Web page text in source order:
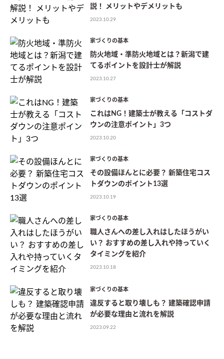
説！ メリットやデメリットも
2023.10.29
家づくりの基本
防火地域・準防火地域とは？新潟で建
てるポイントを設計士が解説
2023.10.27
家づくりの基本
これはNG！建築士が教える「コストダ
ウンの注意ポイント」3つ
2023.10.20
家づくりの基本
その設備ほんとに必要？ 新築住宅コス
トダウンのポイント13選
2023.10.19
家づくりの基本
職人さんへの差し入れはしたほうがい
い？ おすすめの差し入れや持っていく
タイミングを紹介
2023.10.18
家づくりの基本
違反すると取り壊しも？ 建築確認申請
が必要な理由と流れを解説
2023.09.22